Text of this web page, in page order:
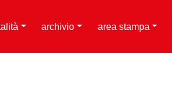
archivio area stampa